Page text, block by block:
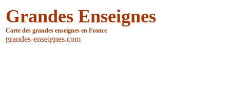
Grandes Enseignes
Carte des grandes enseignes en France
grandes-enseignes.com